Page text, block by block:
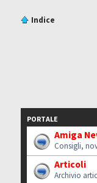
Indice
PORTALE
Amiga
Consigli,
Articoli
Archivio